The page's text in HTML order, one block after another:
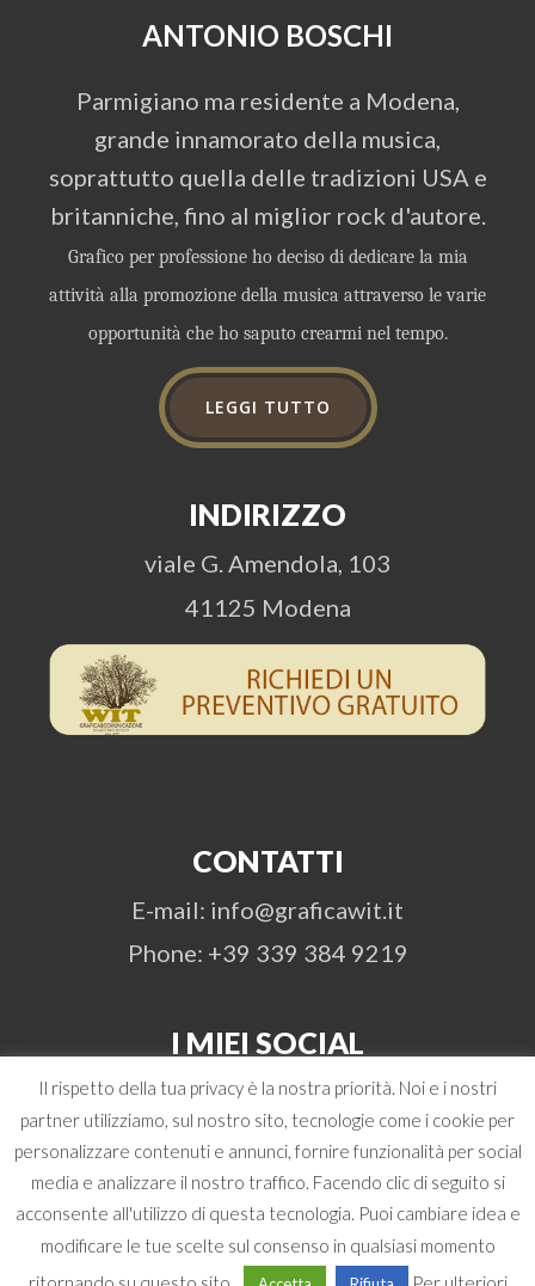
ANTONIO BOSCHI
Parmigiano ma residente a Modena,
grande innamorato della musica,
soprattutto quella delle tradizioni USA e
britanniche, fino al miglior rock d'autore.
Grafico per professione ho deciso di dedicare la mia
attività alla promozione della musica attraverso le varie
opportunità che ho saputo crearmi nel tempo.
LEGGI TUTTO
INDIRIZZO
viale G. Amendola, 103
41125 Modena
CONTATTI
E-mail: info@graficawit.it
Phone: +39 339 384 9219
I MIEI SOCIAL
© 2026 Antonio Boschi | WIT Grafica &
Comunicazione | P. Iva 02472480348 -
Il rispetto della tua privacy è la nostra priorità. Noi e i nostri
partner utilizziamo, sul nostro sito, tecnologie come i cookie per
personalizzare contenuti e annunci, fornire funzionalità per social
media e analizzare il nostro traffico. Facendo clic di seguito si
acconsente all'utilizzo di questa tecnologia. Puoi cambiare idea e
modificare le tue scelte sul consenso in qualsiasi momento